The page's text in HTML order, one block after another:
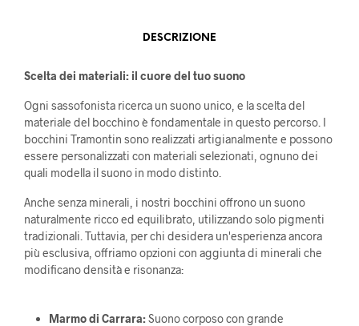
DESCRIZIONE
Scelta dei materiali: il cuore del tuo suono
Ogni sassofonista ricerca un suono unico, e la scelta del
materiale del bocchino è fondamentale in questo percorso. I
bocchini Tramontin sono realizzati artigianalmente e possono
essere personalizzati con materiali selezionati, ognuno dei
quali modella il suono in modo distinto.
Anche senza minerali, i nostri bocchini offrono un suono
naturalmente ricco ed equilibrato, utilizzando solo pigmenti
tradizionali. Tuttavia, per chi desidera un'esperienza ancora
più esclusiva, offriamo opzioni con aggiunta di minerali che
modificano densità e risonanza:
Marmo di Carrara:Suono corposo con grande